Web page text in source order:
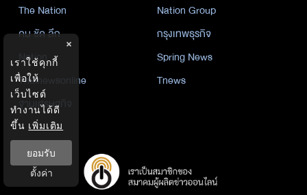
The Nation
Nation Group
คม ชัด ลึก
กรุงเทพธุรกิจ
Nation
Spring News
Thainewsonline
Tnews
ฐานเศรษฐกิจ
×
เราใช้คุกกี้
เพื่อให้
เว็บไซต์
ทำงานได้ดี
ขึ้น เพิ่มเติม
ยอมรับ
ตั้งค่า